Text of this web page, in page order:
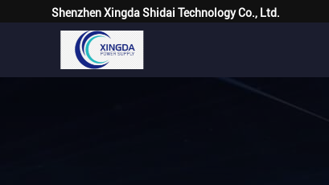
Shenzhen Xingda Shidai Technology Co., Ltd.